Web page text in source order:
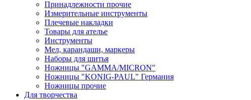
Принадлежности прочие
Измерительные инструменты
Плечевые накладки
Товары для ателье
Инструменты
Мел, карандаши, маркеры
Наборы для шитья
Ножницы "GAMMA/MICRON"
Ножницы "KONIG-PAUL" Германия
Ножницы прочие
Для творчества